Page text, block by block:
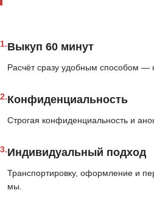
1.Выкуп 60 минут
Расчёт сразу удобным способом —
2.Конфиденциальность
Строгая конфиденциальность и
3.Индивидуальный подход
Транспортировку, оформление и
мы.